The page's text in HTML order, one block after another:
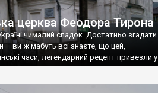
церква Феодора Тирона
чималий спадок. Достатньо згадати
– ви ж мабуть всі знаєте, що цей,
часи, легендарний рецепт привезли у